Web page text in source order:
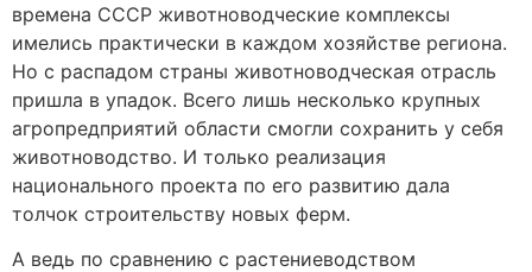
времена СССР животноводческие комплексы
имелись практически в каждом хозяйстве региона.
Но с распадом страны животноводческая отрасль
пришла в упадок. Всего лишь несколько крупных
агропредприятий области смогли сохранить у себя
животноводство. И только реализация
национального проекта по его развитию дала
толчок строительству новых ферм.
А ведь по сравнению с растениеводством